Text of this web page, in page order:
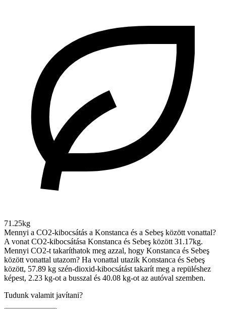
71.25kg
Mennyi a CO2-kibocsátás a Konstanca és a Sebeş között vonattal?
A vonat CO2-kibocsátása Konstanca és Sebeş között 31.17kg.
Mennyi CO2-t takaríthatok meg azzal, hogy Konstanca és Sebeş
között vonattal utazom? Ha vonattal utazik Konstanca és Sebeş
között, 57.89 kg szén-dioxid-kibocsátást takarít meg a repüléshez
képest, 2.23 kg-ot a busszal és 40.08 kg-ot az autóval szemben.
Tudunk valamit javítani?